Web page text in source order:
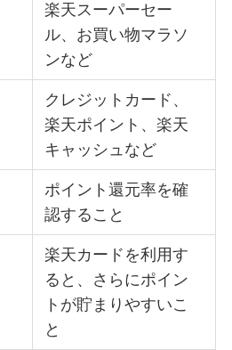
楽天スーパーセー
ル、お買い物マラソ
ンなど
クレジットカード、
楽天ポイント、楽天
キャッシュなど
ポイント還元率を確
認すること
楽天カードを利用す
ると、さらにポイン
トが貯まりやすいこ
と